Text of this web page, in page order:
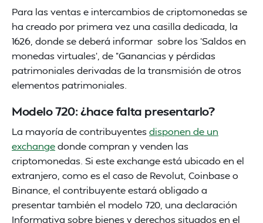
Para las ventas e intercambios de criptomonedas se
ha creado por primera vez una casilla dedicada, la
1626, donde se deberá informar sobre los 'Saldos en
monedas virtuales', de "Ganancias y pérdidas
patrimoniales derivadas de la transmisión de otros
elementos patrimoniales.
Modelo 720: ¿hace falta presentarlo?
La mayoría de contribuyentesdisponen de un
exchangedonde compran y venden las
criptomonedas. Si este exchange está ubicado en el
extranjero, como es el caso de Revolut, Coinbase o
Binance, el contribuyente estará obligado a
presentar también el modelo 720, una declaración
Informativa sobre bienes y derechos situados en el